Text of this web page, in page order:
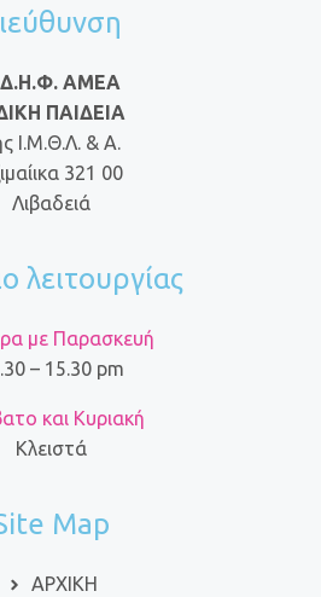
ΑΜΕΑ
ΠΑΙΔΕΙΑ
Ι.Μ.Θ.Λ. & Α.
321 00
Λιβαδειά
λειτουργίας
με Παρασκευή
– 15.30 pm
και Κυριακή
Κλειστά
Map
ΑΡΧΙΚΗ